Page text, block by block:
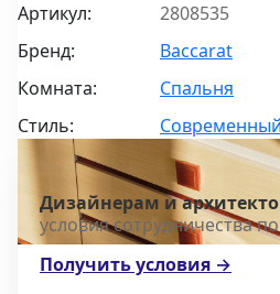
Артикул:
2808535
Бренд:
Baccarat
Комната:
Спальня
Стиль:
Современный
Дизайнерам и
условия сотрудничества
Получить условия →